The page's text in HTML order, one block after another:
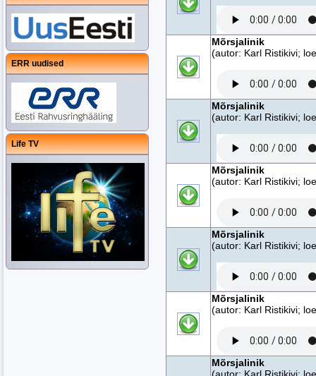
ERR uudised
Life TV
Mõrsjalinik
(autor: Karl Ristikivi;
Mõrsjalinik
(autor: Karl Ristikivi;
Mõrsjalinik
(autor: Karl Ristikivi;
Mõrsjalinik
(autor: Karl Ristikivi;
Mõrsjalinik
(autor: Karl Ristikivi;
Mõrsjalinik